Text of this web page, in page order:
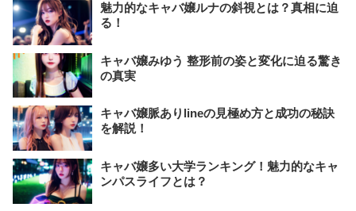
魅力的なキャバ嬢ルナの斜視とは？真相に迫
る！
キャバ嬢みゆう 整形前の姿と変化に迫る驚き
の真実
キャバ嬢脈ありlineの見極め方と成功の秘訣
を解説！
キャバ嬢多い大学ランキング！魅力的なキャ
ンパスライフとは？